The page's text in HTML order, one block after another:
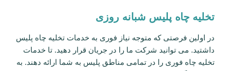
تخلیه چاه پلیس شبانه روزی
در اولین فرصتی که متوجه نیاز فوری به خدمات تخلیه چاه پلیس
داشتید. می توانید شرکت ما را در جریان قرار دهید. تا خدمات
تخلیه چاه فوری را در تمامی مناطق پلیس به شما ارائه دهند. به